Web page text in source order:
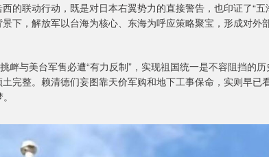
的联动行动，既是对日本右翼势力的直接警告，也印证了“五
，解放军以台海为核心、东海为呼应策略聚宝，形成对外
衅与美台军售必遭“有力反制”，实现祖国统一是不容阻挡的
完整。赖清德们妄图靠天价军购和地下工事保命，实则早已